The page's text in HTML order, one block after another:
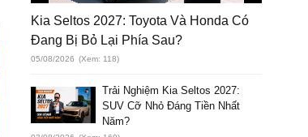
Kia Seltos 2027: Toyota Và Honda Có
Đang Bị Bỏ Lại Phía Sau?
05/08/2026 (Xem: 118)
Trải Nghiệm Kia Seltos 2027:
SUV Cỡ Nhỏ Đáng Tiền Nhất
Năm?